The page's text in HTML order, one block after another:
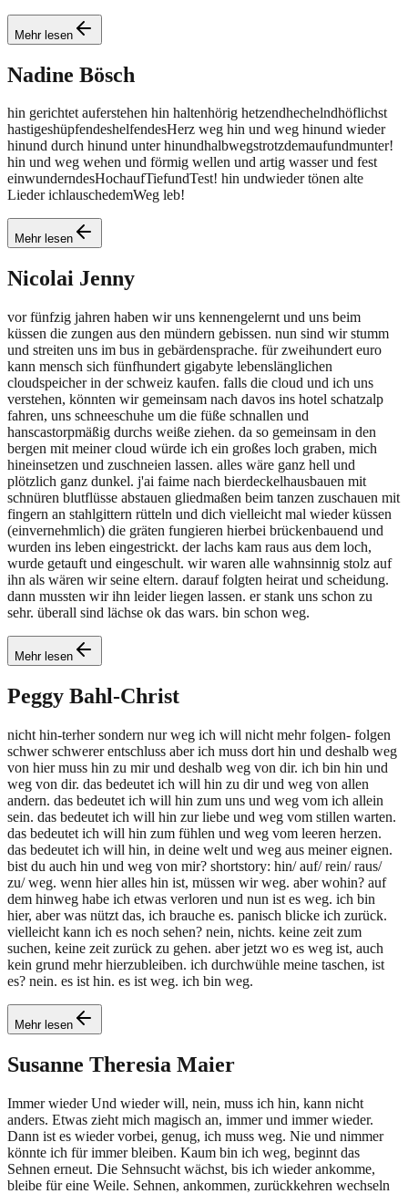
Mehr lesen
Nadine Bösch
hin gerichtet auferstehen hin haltenhörig hetzendhechelndhöflichst
hastigeshüpfendeshelfendesHerz weg hin und weg hinund wieder
hinund durch hinund unter hinundhalbwegstrotzdemaufundmunter!
hin und weg wehen und förmig wellen und artig wasser und fest
einwunderndesHochaufTiefundTest! hin undwieder tönen alte
Lieder ichlauschedemWeg leb!
Mehr lesen
Nicolai Jenny
vor fünfzig jahren haben wir uns kennengelernt und uns beim
küssen die zungen aus den mündern gebissen. nun sind wir stumm
und streiten uns im bus in gebärdensprache. für zweihundert euro
kann mensch sich fünfhundert gigabyte lebenslänglichen
cloudspeicher in der schweiz kaufen. falls die cloud und ich uns
verstehen, könnten wir gemeinsam nach davos ins hotel schatzalp
fahren, uns schneeschuhe um die füße schnallen und
hanscastorpmäßig durchs weiße ziehen. da so gemeinsam in den
bergen mit meiner cloud würde ich ein großes loch graben, mich
hineinsetzen und zuschneien lassen. alles wäre ganz hell und
plötzlich ganz dunkel. j'ai faime nach bierdeckelhausbauen mit
schnüren blutflüsse abstauen gliedmaßen beim tanzen zuschauen mit
fingern an stahlgittern rütteln und dich vielleicht mal wieder küssen
(einvernehmlich) die gräten fungieren hierbei brückenbauend und
wurden ins leben eingestrickt. der lachs kam raus aus dem loch,
wurde getauft und eingeschult. wir waren alle wahnsinnig stolz auf
ihn als wären wir seine eltern. darauf folgten heirat und scheidung.
dann mussten wir ihn leider liegen lassen. er stank uns schon zu
sehr. überall sind lächse ok das wars. bin schon weg.
Mehr lesen
Peggy Bahl-Christ
nicht hin-terher sondern nur weg ich will nicht mehr folgen- folgen
schwer schwerer entschluss aber ich muss dort hin und deshalb weg
von hier muss hin zu mir und deshalb weg von dir. ich bin hin und
weg von dir. das bedeutet ich will hin zu dir und weg von allen
andern. das bedeutet ich will hin zum uns und weg vom ich allein
sein. das bedeutet ich will hin zur liebe und weg vom stillen warten.
das bedeutet ich will hin zum fühlen und weg vom leeren herzen.
das bedeutet ich will hin, in deine welt und weg aus meiner eignen.
bist du auch hin und weg von mir? shortstory: hin/ auf/ rein/ raus/
zu/ weg. wenn hier alles hin ist, müssen wir weg. aber wohin? auf
dem hinweg habe ich etwas verloren und nun ist es weg. ich bin
hier, aber was nützt das, ich brauche es. panisch blicke ich zurück.
vielleicht kann ich es noch sehen? nein, nichts. keine zeit zum
suchen, keine zeit zurück zu gehen. aber jetzt wo es weg ist, auch
kein grund mehr hierzubleiben. ich durchwühle meine taschen, ist
es? nein. es ist hin. es ist weg. ich bin weg.
Mehr lesen
Susanne Theresia Maier
Immer wieder Und wieder will, nein, muss ich hin, kann nicht
anders. Etwas zieht mich magisch an, immer und immer wieder.
Dann ist es wieder vorbei, genug, ich muss weg. Nie und nimmer
könnte ich für immer bleiben. Kaum bin ich weg, beginnt das
Sehnen erneut. Die Sehnsucht wächst, bis ich wieder ankomme,
bleibe für eine Weile. Sehnen, ankommen, zurückkehren wechseln